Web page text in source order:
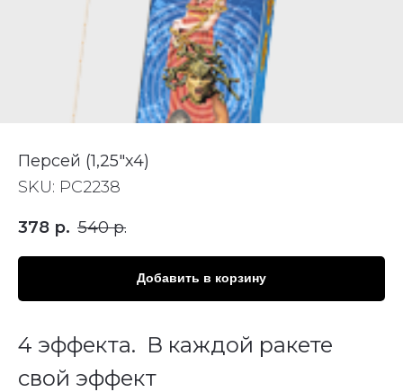
Персей (1,25"х4)
SKU: РС2238
378 р. 540 р.
Добавить в корзину
4 эффекта. В каждой ракете
свой эффект